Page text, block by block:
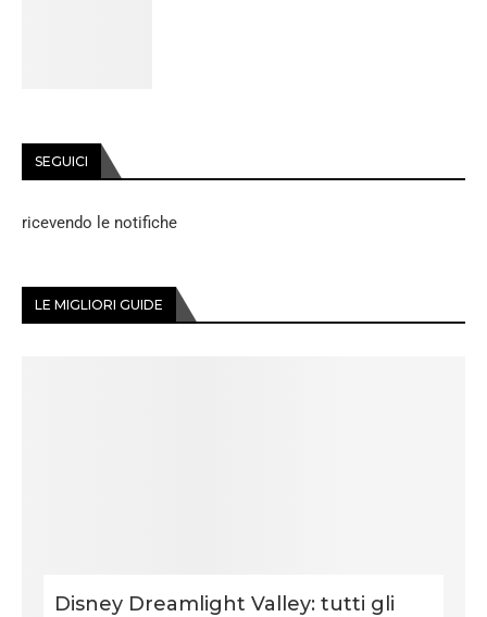
SEGUICI
ricevendo le notifiche
LE MIGLIORI GUIDE
Disney Dreamlight Valley: tutti gli